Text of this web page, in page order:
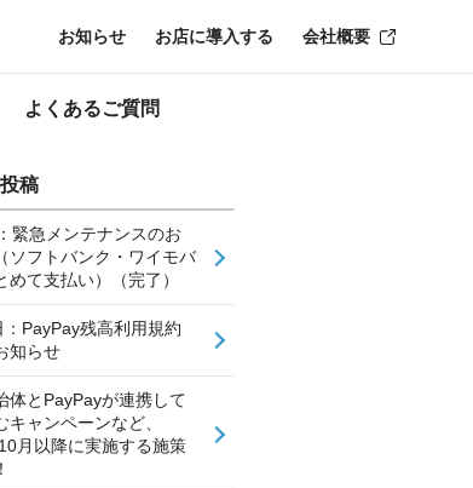
よくあるご質問
お知らせ お店に導入する 会社概要
稿
緊急メンテナンスのお
ソフトバンク・ワイモバ
めて支払い）（完了）
PayPay残高利用規約
知らせ
体とPayPayが連携して
キャンペーンなど、
月以降に実施する施策